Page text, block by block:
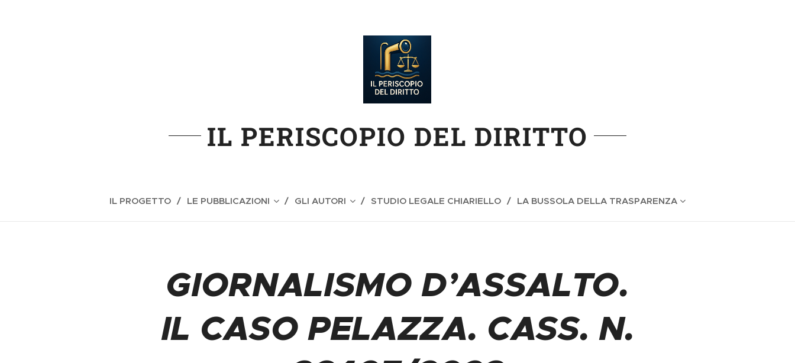
IL PERISCOPIO DEL DIRITTO
IL PROGETTO LE PUBBLICAZIONI GLI AUTORI STUDIO LEGALE CHIARIELLO LA BUSSOLA DELLA TRASPARENZA
GIORNALISMO D’ASSALTO.
IL CASO PELAZZA. CASS. N.